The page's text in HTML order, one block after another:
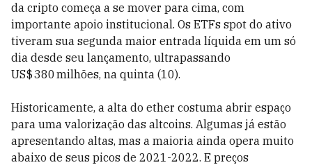
da cripto começa a se mover para cima, com
importante apoio institucional. Os ETFs spot do ativo
tiveram sua segunda maior entrada líquida em um só
dia desde seu lançamento, ultrapassando
US$ 380 milhões, na quinta (10).
Historicamente, a alta do ether costuma abrir espaço
para uma valorização das altcoins. Algumas já estão
apresentando altas, mas a maioria ainda opera muito
abaixo de seus picos de 2021-2022. E preços